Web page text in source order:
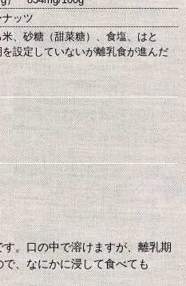
ナッツ
、砂糖（甜菜糖）、食塩、はと
設定していないが離乳食が進んだ
。口の中で溶けますが、離乳期
、なにかに浸して食べても